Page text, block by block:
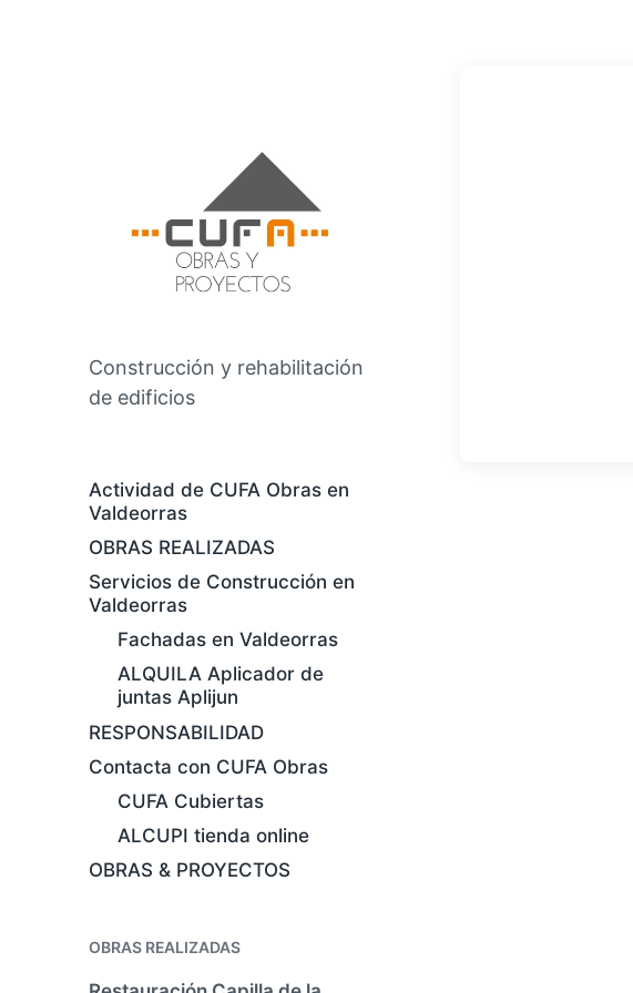
Construcción y rehabilitación
de edificios
Actividad de CUFA Obras en
Valdeorras
OBRAS REALIZADAS
Servicios de Construcción en
Valdeorras
Fachadas en Valdeorras
ALQUILA Aplicador de
juntas Aplijun
RESPONSABILIDAD
Contacta con CUFA Obras
CUFA Cubiertas
ALCUPI tienda online
OBRAS & PROYECTOS
OBRAS REALIZADAS